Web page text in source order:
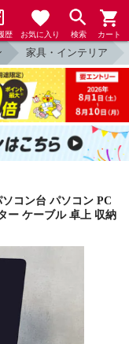
歴 お気に入り 検索 カート
家具・インテリア
コン台 パソコン PC
ー ケーブル 卓上 収納